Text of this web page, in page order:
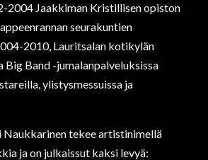
2004 Jaakkiman Kristillisen opiston
seurakuntien
2010, Lauritsalan kotikylän
Big Band -jumalanpalveluksissa
ylistysmessuissa ja
tekee artistinimellä
ja on julkaissut kaksi levyä: